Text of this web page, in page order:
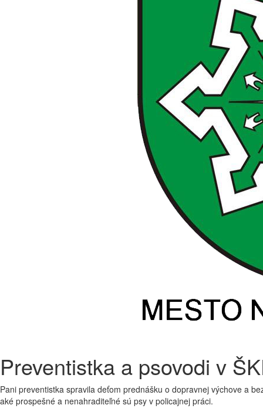
Preventistka a psovodi v
Pani preventistka spravila deťom prednášku o dopravnej výchove a
aké prospešné a nenahraditeľné sú psy v policajnej práci.